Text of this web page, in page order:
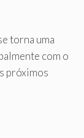
torna uma
com o
próximos